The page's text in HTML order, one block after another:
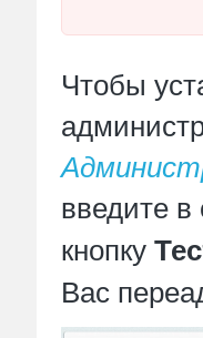
Чтобы
введите
кнопку
Вас